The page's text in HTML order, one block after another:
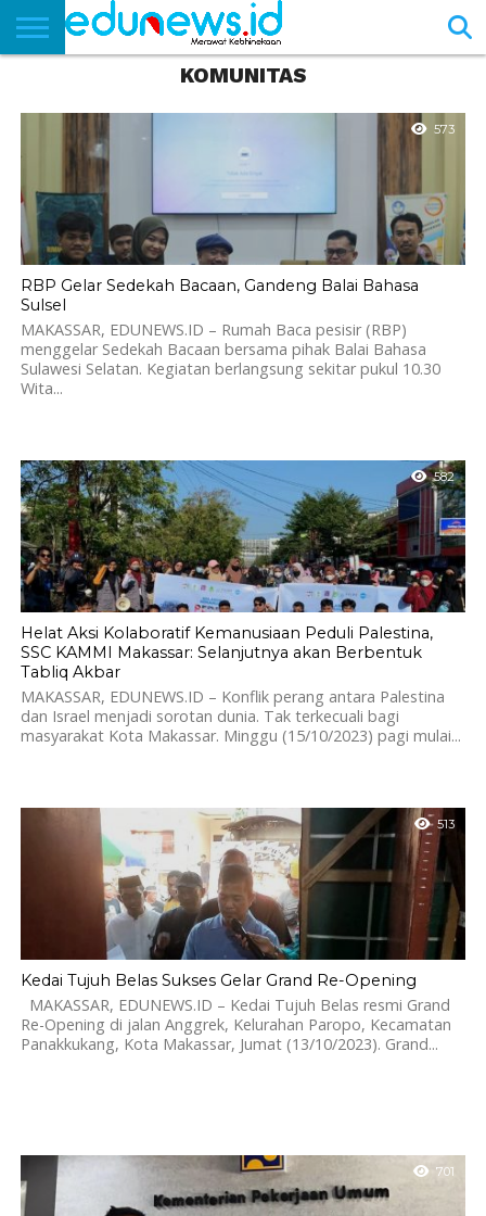
KOMUNITAS
573
RBP Gelar Sedekah Bacaan, Gandeng Balai Bahasa
Sulsel
MAKASSAR, EDUNEWS.ID – Rumah Baca pesisir (RBP)
menggelar Sedekah Bacaan bersama pihak Balai Bahasa
Sulawesi Selatan. Kegiatan berlangsung sekitar pukul 10.30
Wita...
582
Helat Aksi Kolaboratif Kemanusiaan Peduli Palestina,
SSC KAMMI Makassar: Selanjutnya akan Berbentuk
Tabliq Akbar
MAKASSAR, EDUNEWS.ID – Konflik perang antara Palestina
dan Israel menjadi sorotan dunia. Tak terkecuali bagi
masyarakat Kota Makassar. Minggu (15/10/2023) pagi mulai...
513
Kedai Tujuh Belas Sukses Gelar Grand Re-Opening
MAKASSAR, EDUNEWS.ID – Kedai Tujuh Belas resmi Grand
Re-Opening di jalan Anggrek, Kelurahan Paropo, Kecamatan
Panakkukang, Kota Makassar, Jumat (13/10/2023). Grand...
701